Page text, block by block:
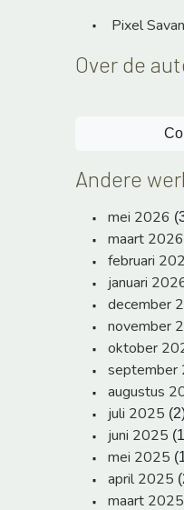
Pixel
Over de
Andere
mei 2026
maart 2026
februari
januari
december
november
oktober
september
augustus
juli 2025
juni 2025
mei 2025
april 2025
maart 2025